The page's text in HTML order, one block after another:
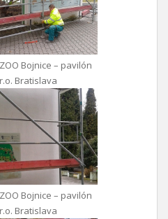
Bojnice – pavilón
Bratislava
Bojnice – pavilón
Bratislava